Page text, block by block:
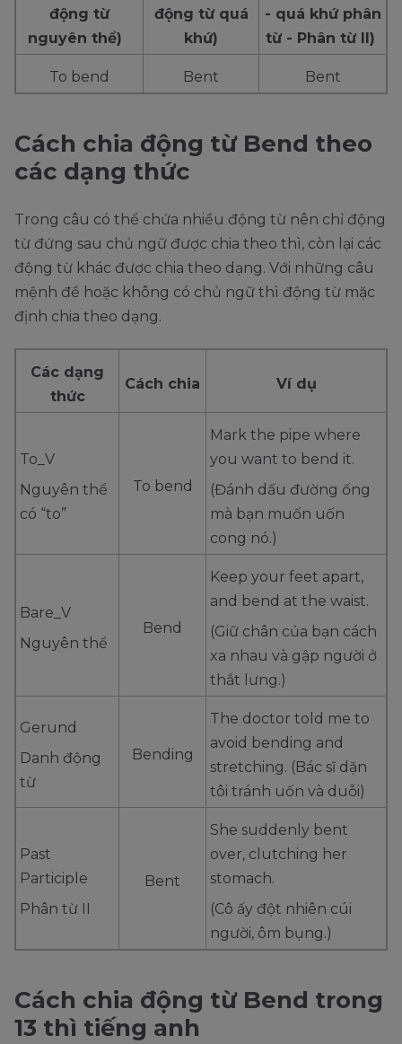
động từ
nguyên thể)
động từ quá
khứ)
- quá khứ phân
từ - Phân từ II)
To bend Bent Bent
Cách chia động từ Bend theo
các dạng thức
Trong câu có thể chứa nhiều động từ nên chỉ động
từ đứng sau chủ ngữ được chia theo thì, còn lại các
động từ khác được chia theo dạng. Với những câu
mệnh đề hoặc không có chủ ngữ thì động từ mặc
định chia theo dạng.
Các dạng
thức
Cách chia Ví dụ
To_V
Nguyên thể
có “to”
To bend
Mark the pipe where
you want to bend it.
(Đánh dấu đường ống
mà bạn muốn uốn
cong nó.)
Bare_V
Nguyên thể
Bend
Keep your feet apart,
and bend at the waist.
(Giữ chân của bạn cách
xa nhau và gập người ở
thắt lưng.)
Gerund
Danh động
từ
Bending
The doctor told me to
avoid bending and
stretching. (Bác sĩ dặn
tôi tránh uốn và duỗi)
Past
Participle
Phân từ II
Bent
She suddenly bent
over, clutching her
stomach.
(Cô ấy đột nhiên cúi
người, ôm bụng.)
Cách chia động từ Bend trong
13 thì tiếng anh